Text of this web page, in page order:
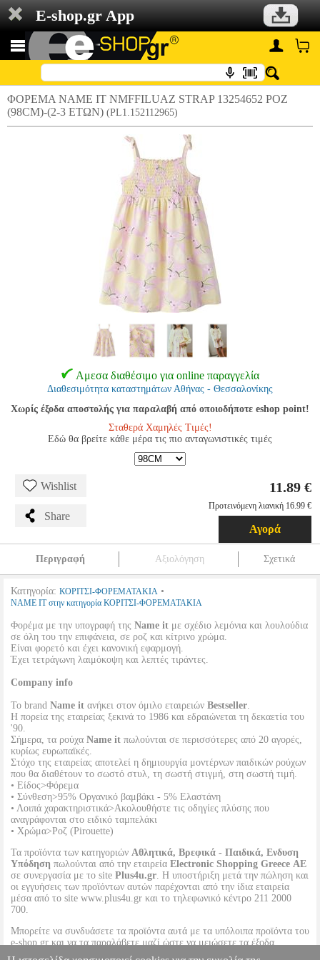
E-shop.gr App
ΦΟΡΕΜΑ NAME IT NMFFILUAZ STRAP 13254652 ΡΟΖ
(98CM)-(2-3 ΕΤΩΝ) (PL1.152112965)
Αμεσα διαθέσιμο για online παραγγελία
Διαθεσιμότητα καταστημάτων Αθήνας - Θεσσαλονίκης
Χωρίς έξοδα αποστολής για παραλαβή από οποιοδήποτε eshop point!
Σταθερά Χαμηλές Τιμές!
Εδώ θα βρείτε κάθε μέρα τις πιο ανταγωνιστικές τιμές
Wishlist
Share
11.89 €
Προτεινόμενη λιανική 16.99 €
Αγορά
Περιγραφή Αξιολόγηση Σχετικά
Κατηγορία: ΚΟΡΙΤΣΙ-ΦΟΡΕΜΑΤΑΚΙΑ •
NAME IT στην κατηγορία ΚΟΡΙΤΣΙ-ΦΟΡΕΜΑΤΑΚΙΑ
Φορέμα με την υπογραφή της Name it με σχέδιο λεμόνια και λουλούδια
σε όλη του την επιφάνεια, σε ροζ και κίτρινο χρώμα.
Είναι φορετό και έχει κανονική εφαρμογή.
Έχει τετράγωνη λαιμόκοψη και λεπτές τιράντες.
Company info
Το brand Name it ανήκει στον όμιλο εταιρειών Bestseller.
Η πορεία της εταιρείας ξεκινά το 1986 και εδραιώνεται τη δεκαετία του
'90.
Σήμερα, τα ρούχα Name it πωλούνται σε περισσότερες από 20 αγορές,
κυρίως ευρωπαϊκές.
Στόχο της εταιρείας αποτελεί η δημιουργία μοντέρνων παιδικών ρούχων
που θα διαθέτουν το σωστό στυλ, τη σωστή στιγμή, στη σωστή τιμή.
• Είδος>Φόρεμα
• Σύνθεση>95% Οργανικό βαμβάκι - 5% Ελαστάνη
• Λοιπά χαρακτηριστικά>Ακολουθήστε τις οδηγίες πλύσης που
αναγράφονται στο ειδικό ταμπελάκι
• Χρώμα>Ροζ (Pirouette)
Τα προϊόντα των κατηγοριών Αθλητικά, Βρεφικά - Παιδικά, Ενδυση
Υπόδηση πωλούνται από την εταιρεία Electronic Shopping Greece ΑΕ
σε συνεργασία με το site Plus4u.gr. Η υποστήριξη μετά την πώληση και
οι εγγυήσεις των προϊόντων αυτών παρέχονται από την ίδια εταιρεία
μέσα από το site www.plus4u.gr και το τηλεφωνικό κέντρο 211 2000
700.
Μπορείτε να συνδυάσετε τα προϊόντα αυτά με τα υπόλοιπα προϊόντα του
e-shop.gr και να τα παραλάβετε μαζί ώστε να μειώσετε τα έξοδα
αποστολής. Μπορείτε επίσης να παραλάβετε από οποιοδήποτε eshop